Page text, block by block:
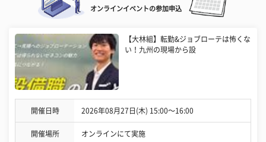
オンラインイベントの参加申込
【大林組】転勤&ジョブローテは怖くな
い！九州の現場から設
開催日時 2026年08月27日(木) 15:00〜16:00
開催場所 オンラインにて実施